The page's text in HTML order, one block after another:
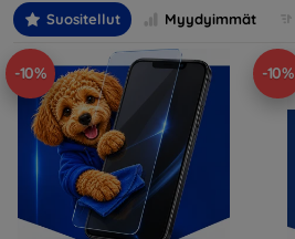
Suositellut Myydyimmät
-10% -10%